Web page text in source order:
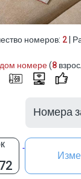
номеров: 2|
номере(8
Номера